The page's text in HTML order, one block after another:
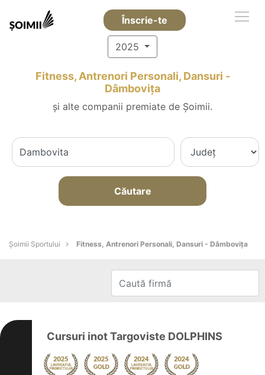
Înscrie-te
2025
Fitness, Antrenori Personali, Dansuri -
Dâmboviţa
și alte companii premiate de Șoimii.
Căutare
Șoimii Sportului Fitness, Antrenori Personali, Dansuri - Dâmboviţa
Cursuri inot Targoviste DOLPHINS